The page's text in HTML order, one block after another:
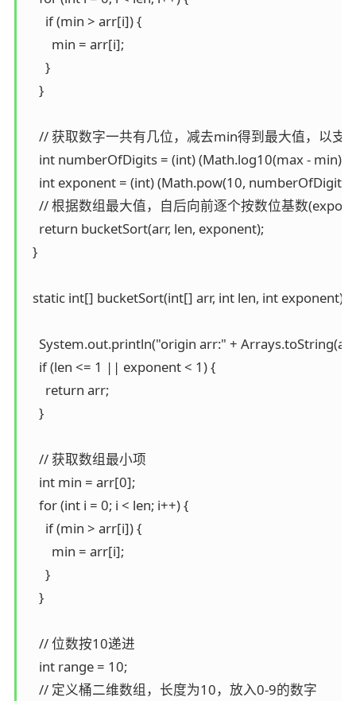
      if (min > arr[i]) {
        min = arr[i];
      }
    }
// 获取数字一共有几位，减去min得到最大值，以
int numberOfDigits = (int) (Math.log10(max - min) +
int exponent = (int) (Math.pow(10, numberOfDigits -
// 根据数组最大值，自后向前逐个按数位基数
    return bucketSort(arr, len, exponent);
  }
  static int[] bucketSort(int[] arr, int len, int exponent) {
System.out.println("origin arr:" +
    if (len <= 1 || exponent < 1) {
      return arr;
    }
    // 获取数组最小项
    int min = arr[0];
    for (int i = 0; i < len; i++) {
      if (min > arr[i]) {
        min = arr[i];
      }
    }
    // 位数按10递进
    int range = 10;
    // 定义桶二维数组，长度为10，放入0-9的数字